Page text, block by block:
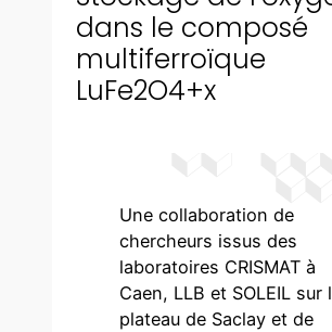
dans le composé
multiferroïque
LuFe2O4+x
Une collaboration de
chercheurs issus des
laboratoires CRISMAT à
Caen, LLB et SOLEIL sur
plateau de Saclay et de